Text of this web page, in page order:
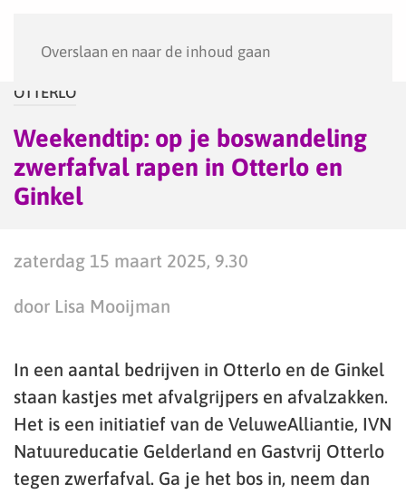
Overslaan en naar de inhoud gaan
OTTERLO
Weekendtip: op je boswandeling
zwerfafval rapen in Otterlo en
Ginkel
zaterdag 15 maart 2025, 9.30
door Lisa Mooijman
In een aantal bedrijven in Otterlo en de Ginkel
staan kastjes met afvalgrijpers en afvalzakken.
Het is een initiatief van de VeluweAlliantie, IVN
Natuureducatie Gelderland en Gastvrij Otterlo
tegen zwerfafval. Ga je het bos in, neem dan